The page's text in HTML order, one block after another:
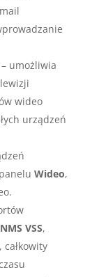
umożliwia
wideo
urządzeń
Wideo,
NMS VSS,